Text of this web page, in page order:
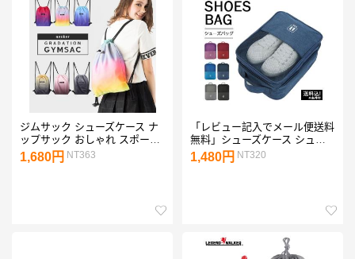
ジムサック シューズケース ナ
ップサック おしゃれ スポーツ
バッグ 巾着
1,680円 NT363
「レビュー記入でメール便送料
無料」シューズケース シュー
ズバッグ 靴収納 靴入れ 旅行
トラベル 大容量 スポーツ GPT
1,480円 NT320